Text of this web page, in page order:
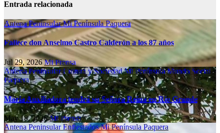
Entrada relacionada
Antena PeninsularMi PenínsulaPaquera
Fallece don Anselmo Castro Calderón a los 87 años
Jul 29, 2026Mi Prensa
Antena PeninsularCultura y SociedadMi PenínsulaMundo Social
Paquera
María Auxiliadora tendrá su Señora Reina en Río Grande
May 18, 2026Mi Prensa
Antena PeninsularEnfiestadosMi Península Paquera